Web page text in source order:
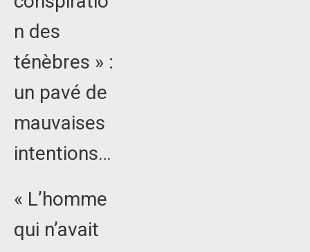
n des
ténèbres » :
un pavé de
mauvaises
intentions…
« L’homme
qui n’avait